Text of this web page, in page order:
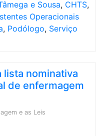
e Sousa, CHTS,
Operacionais
, Podólogo, Serviço
lista nominativa
de enfermagem
e as Leis